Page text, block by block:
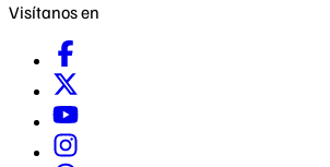
Visítanos en